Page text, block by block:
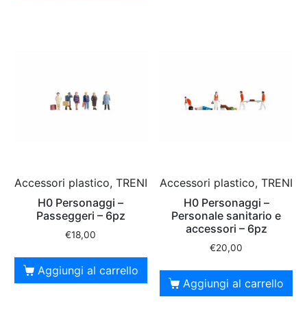
Accessori plastico, TRENI
H0 Personaggi –
Passeggeri – 6pz
€18,00
Aggiungi al carrello
Accessori plastico, TRENI
H0 Personaggi –
Personale sanitario e
accessori – 6pz
€20,00
Aggiungi al carrello